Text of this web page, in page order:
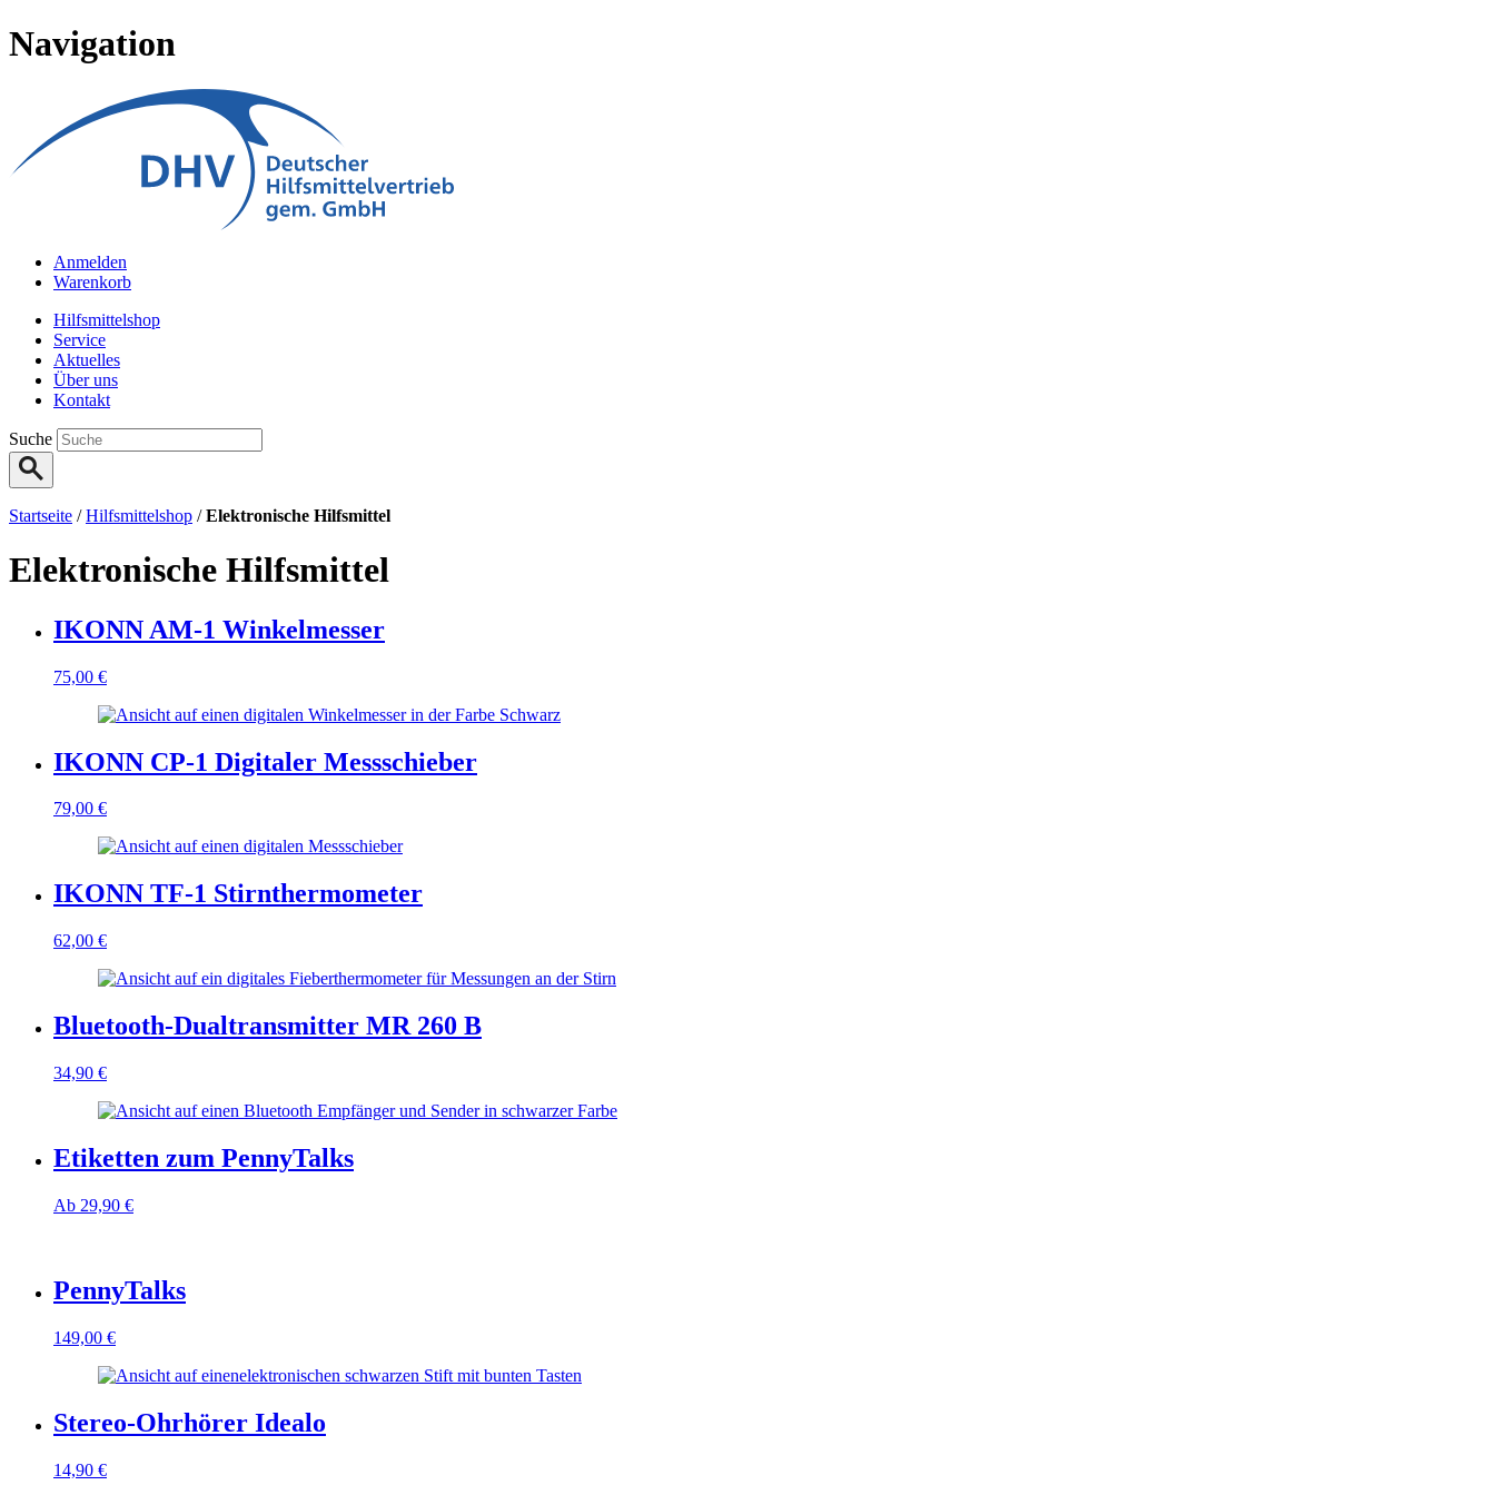
Navigation
Anmelden
Warenkorb
Hilfsmittelshop
Service
Aktuelles
Über uns
Kontakt
Suche
Startseite /Hilfsmittelshop /Elektronische Hilfsmittel
Elektronische Hilfsmittel
IKONN AM-1 Winkelmesser
75,00 €
IKONN CP-1 Digitaler Messschieber
79,00 €
IKONN TF-1 Stirnthermometer
62,00 €
Bluetooth-Dualtransmitter MR 260 B
34,90 €
Etiketten zum PennyTalks
Ab 29,90 €
PennyTalks
149,00 €
Stereo-Ohrhörer Idealo
14,90 €